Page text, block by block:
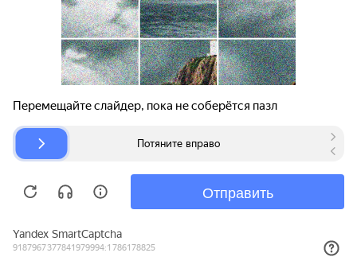
Для автокомпаний
Авторазборки
Помощь
Карта сайта
© bibinet.ru - система поиска запчастей,
Copyright 2010-2026 Все права защищены